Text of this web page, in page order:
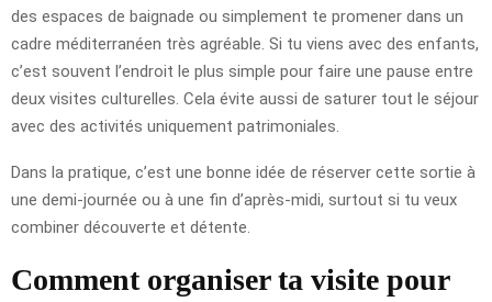
des espaces de baignade ou simplement te promener dans un
cadre méditerranéen très agréable. Si tu viens avec des enfants,
c’est souvent l’endroit le plus simple pour faire une pause entre
deux visites culturelles. Cela évite aussi de saturer tout le séjour
avec des activités uniquement patrimoniales.
Dans la pratique, c’est une bonne idée de réserver cette sortie à
une demi-journée ou à une fin d’après-midi, surtout si tu veux
combiner découverte et détente.
Comment organiser ta visite pour